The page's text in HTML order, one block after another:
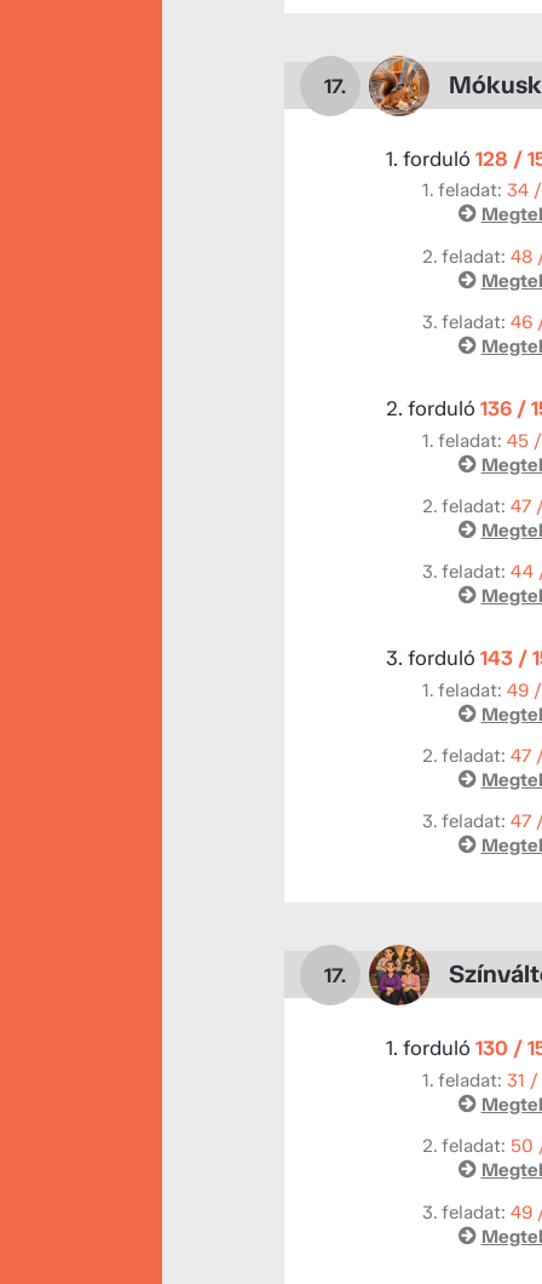
17.
1. forduló 128 /
1. feladat: 34
2. feladat: 48
3. feladat: 46
2. forduló 136 /
1. feladat: 45
2. feladat: 47
3. feladat: 44
3. forduló 143 /
1. feladat: 49
2. feladat: 47
3. feladat: 47
17.
1. forduló 130 /
1. feladat: 31
2. feladat: 50
3. feladat: 49